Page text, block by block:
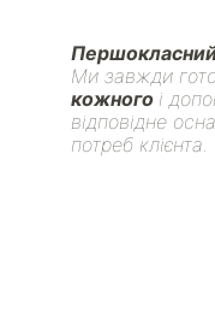
Першокласний
Ми завжди
кожного і
відповідне
потреб клієнта.